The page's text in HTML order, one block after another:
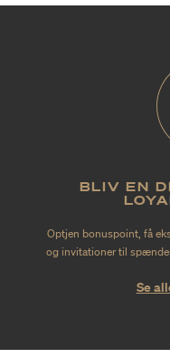
BLIV EN
Optjen bonuspoint, få
og invitationer til
Se